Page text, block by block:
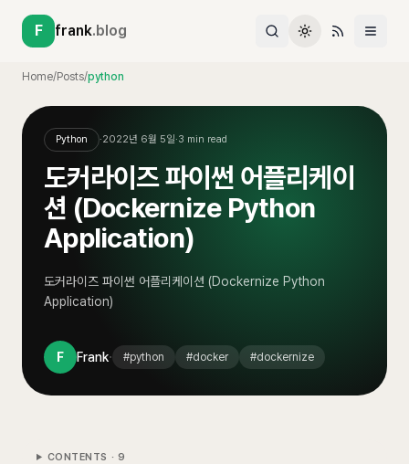
F frank.blog
Home/Posts/python
Python ·2022년 6월 5일·3 min read
도커라이즈 파이썬 어플리케이
션 (Dockernize Python
Application)
도커라이즈 파이썬 어플리케이션 (Dockernize Python
Application)
F Frank· #python #docker #dockernize
CONTENTS · 9